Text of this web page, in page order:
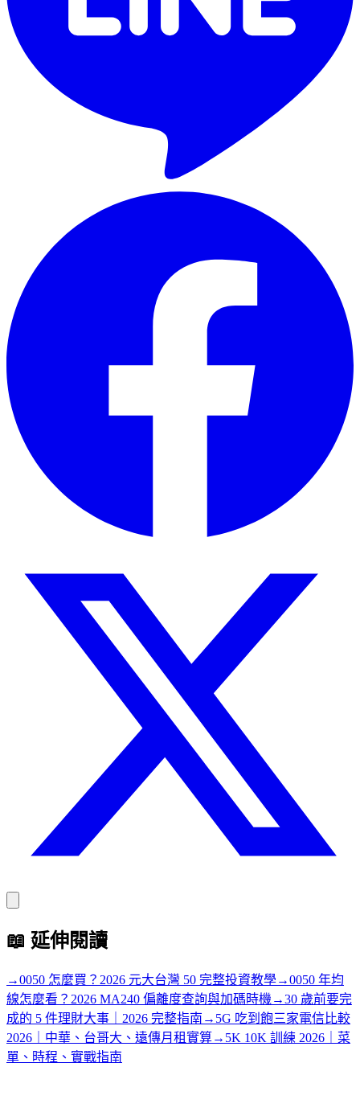
📖 延伸閱讀
→0050 怎麼買？2026 元大台灣 50 完整投資教學→0050 年均
線怎麼看？2026 MA240 偏離度查詢與加碼時機 →30 歲前要完
成的 5 件理財大事｜2026 完整指南 → 5G 吃到飽三家電信比較
2026｜中華、台哥大、遠傳月租實算→ 5K 10K 訓練 2026｜菜
單、時程、實戰指南